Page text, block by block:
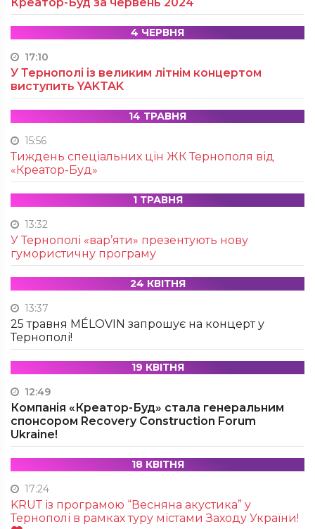
4 ЧЕРВНЯ
17:10
У Тернополі із великим літнім концертом
виступить YAKTAK
14 ТРАВНЯ
15:56
Тиждень спеціальних цін ЖК Тернополя від
«Креатор-Буд»
1 ТРАВНЯ
13:32
У Тернополі «вар’яти» презентують нову
гумористичну програму
24 КВІТНЯ
13:37
25 травня MÉLOVIN запрошує на концерт у
Тернополі!
19 КВІТНЯ
12:49
Компанія «Креатор-Буд» стала генеральним
спонсором Recovery Construction Forum
Ukraine!
18 КВІТНЯ
17:24
KRUТ із програмою “Весняна акустика” у
Тернополі в рамках туру містами Заходу України!